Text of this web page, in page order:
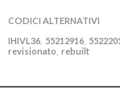
CODICI ALTERNATIVI
IHIVL36 55212916
revisionato rebuilt